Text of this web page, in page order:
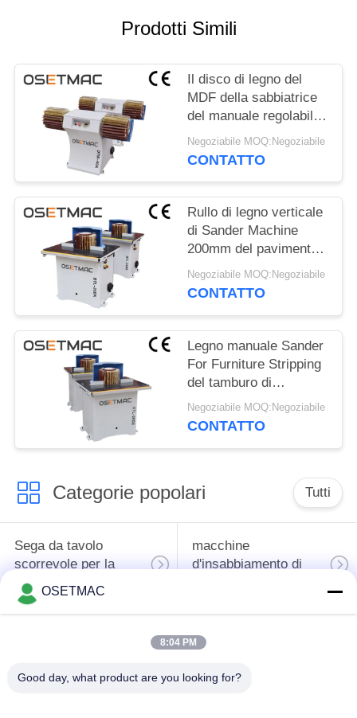
SITO
PRIVACY
POLICY
Prodotti Simili
Il disco di legno del
MDF della sabbiatrice
del manuale regolabile
rotatorio spazzola
polacco
Negoziabile MOQ:Negoziabile
CONTATTO
Rullo di legno verticale
di Sander Machine
200mm del pavimento
del lato del Governo
Negoziabile MOQ:Negoziabile
CONTATTO
Legno manuale Sander
For Furniture Stripping
del tamburo di
falegnameria 0.75KW
Negoziabile MOQ:Negoziabile
CONTATTO
Categorie popolari Tutti
Sega da tavolo
scorrevole per la
lavorazione del legno
macchine
d'insabbiamento di
stampa di
OSETMAC
8:04 PM
Good day, what product are you looking for?